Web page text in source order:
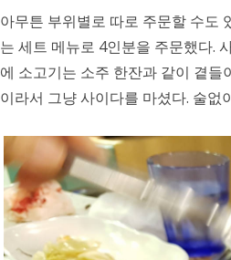
아무튼 부위별로 따로 주문할 수도
는 세트 메뉴로 4인분을 주문했다.
에 소고기는 소주 한잔과 같이 곁
이라서 그냥 사이다를 마셨다. 술없